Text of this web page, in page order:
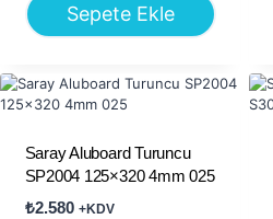
Sepete Ekle
Saray Aluboard Turuncu
SP2004 125×320 4mm 025
₺2.580 +KDV